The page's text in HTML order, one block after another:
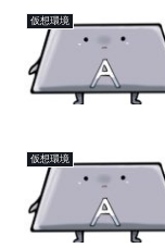
仮想環境
仮想環境